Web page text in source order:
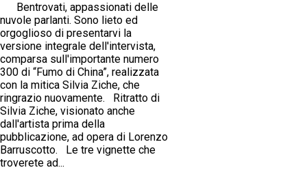
Bentrovati, appassionati delle
nuvole parlanti. Sono lieto ed
orgoglioso di presentarvi la
versione integrale dell'intervista,
comparsa sull'importante numero
300 di “Fumo di China”, realizzata
con la mitica Silvia Ziche, che
ringrazio nuovamente. Ritratto di
Silvia Ziche, visionato anche
dall'artista prima della
pubblicazione, ad opera di Lorenzo
Barruscotto. Le tre vignette che
troverete ad...